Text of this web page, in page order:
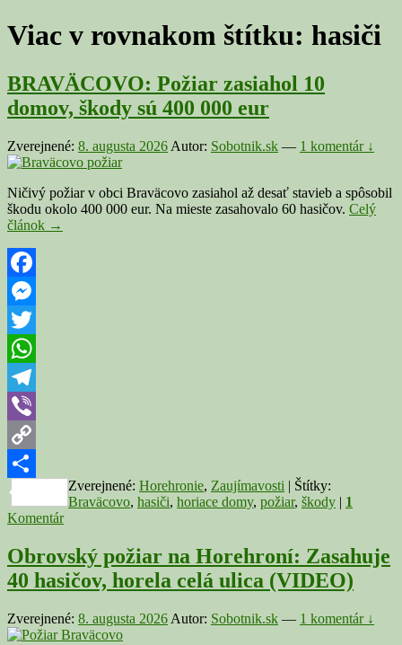
Viac v rovnakom štítku: hasiči
BRAVÄCOVO: Požiar zasiahol 10
domov, škody sú 400 000 eur
Zverejnené: 8. augusta 2026 Autor: Sobotnik.sk — 1 komentár ↓
Ničivý požiar v obci Braväcovo zasiahol až desať stavieb a spôsobil
škodu okolo 400 000 eur. Na mieste zasahovalo 60 hasičov. Celý
článok BRAVÄCOVO:
→
Facebook
Messenger
Twitter
WhatsApp
Telegram
Viber
Copy
Link
Share
Zverejnené: Horehronie, Zaujímavosti | Štítky:
Braväcovo, hasiči, horiace domy, požiar, škody | 1
Komentár
Obrovský požiar na Horehroní: Zasahuje
40 hasičov, horela celá ulica (VIDEO)
Zverejnené: 8. augusta 2026 Autor: Sobotnik.sk — 1 komentár ↓